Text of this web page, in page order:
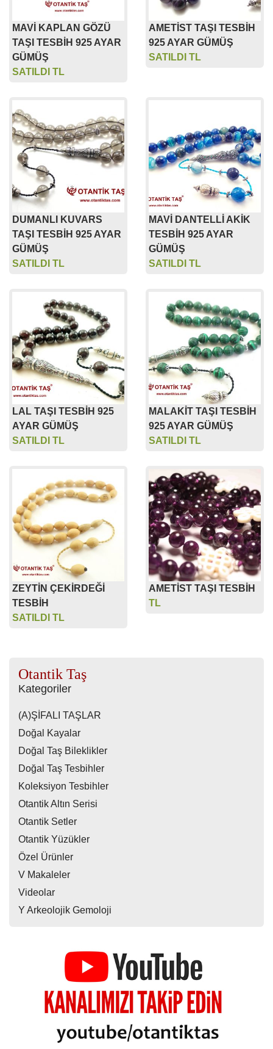
MAVİ KAPLAN GÖZÜ
TAŞI TESBİH 925 AYAR
GÜMÜŞ
SATILDI TL
AMETİST TAŞI TESBİH
925 AYAR GÜMÜŞ
SATILDI TL
DUMANLI KUVARS
TAŞI TESBİH 925 AYAR
GÜMÜŞ
SATILDI TL
MAVİ DANTELLİ AKİK
TESBİH 925 AYAR
GÜMÜŞ
SATILDI TL
LAL TAŞI TESBİH 925
AYAR GÜMÜŞ
SATILDI TL
MALAKİT TAŞI TESBİH
925 AYAR GÜMÜŞ
SATILDI TL
ZEYTİN ÇEKİRDEĞİ
TESBİH
SATILDI TL
AMETİST TAŞI TESBİH
TL
Otantik Taş
Kategoriler
(A)ŞİFALI TAŞLAR
Doğal Kayalar
Doğal Taş Bileklikler
Doğal Taş Tesbihler
Koleksiyon Tesbihler
Otantik Altın Serisi
Otantik Setler
Otantik Yüzükler
Özel Ürünler
V Makaleler
Videolar
Y Arkeolojik Gemoloji